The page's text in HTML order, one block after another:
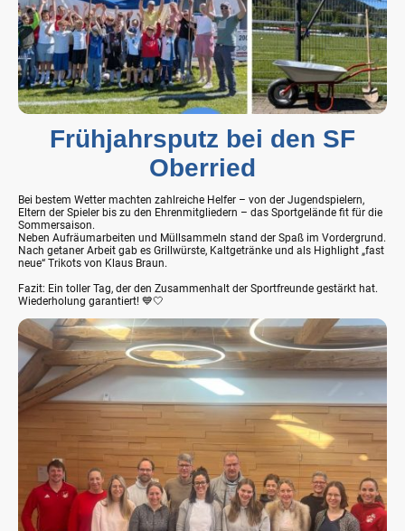
Frühjahrsputz bei den SF
Oberried
Bei bestem Wetter machten zahlreiche Helfer – von der Jugendspielern,
Eltern der Spieler bis zu den Ehrenmitgliedern – das Sportgelände fit für die
Sommersaison.
Neben Aufräumarbeiten und Müllsammeln stand der Spaß im Vordergrund.
Nach getaner Arbeit gab es Grillwürste, Kaltgetränke und als Highlight „fast
neue“ Trikots von Klaus Braun.
Fazit: Ein toller Tag, der den Zusammenhalt der Sportfreunde gestärkt hat.
Wiederholung garantiert! 💙🤍